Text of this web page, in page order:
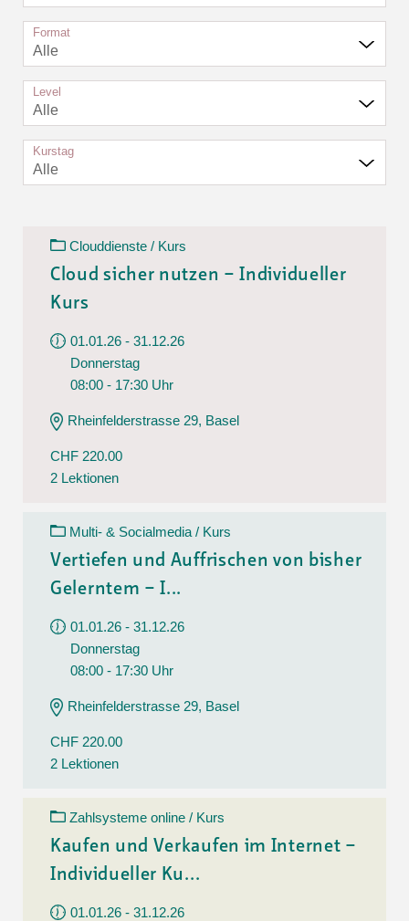
Format
Alle
Level
Alle
Kurstag
Alle
Clouddienste / Kurs
Cloud sicher nutzen – Individueller
Kurs
01.01.26 - 31.12.26
Donnerstag
08:00 - 17:30 Uhr
Rheinfelderstrasse 29, Basel
CHF 220.00
2 Lektionen
Multi- & Socialmedia / Kurs
Vertiefen und Auffrischen von bisher
Gelerntem – I...
01.01.26 - 31.12.26
Donnerstag
08:00 - 17:30 Uhr
Rheinfelderstrasse 29, Basel
CHF 220.00
2 Lektionen
Zahlsysteme online / Kurs
Kaufen und Verkaufen im Internet –
Individueller Ku...
01.01.26 - 31.12.26